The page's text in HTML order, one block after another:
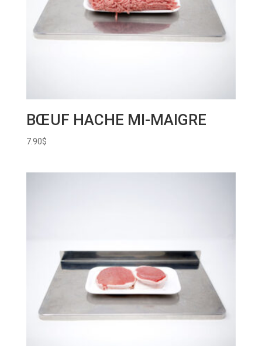
BŒUF HACHE MI-MAIGRE
7.90$